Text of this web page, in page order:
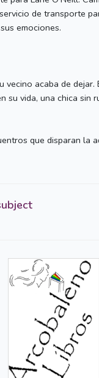
de transporte
emociones.
vecino acaba de
vida, una chica
que disparan la